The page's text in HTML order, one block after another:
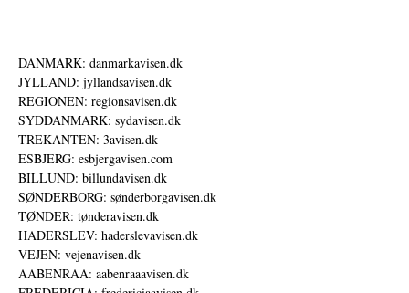
DANMARK: danmarkavisen.dk
JYLLAND: jyllandsavisen.dk
REGIONEN: regionsavisen.dk
SYDDANMARK: sydavisen.dk
TREKANTEN: 3avisen.dk
ESBJERG: esbjergavisen.com
BILLUND: billundavisen.dk
SØNDERBORG: sønderborgavisen.dk
TØNDER: tønderavisen.dk
HADERSLEV: haderslevavisen.dk
VEJEN: vejenavisen.dk
AABENRAA: aabenraaavisen.dk